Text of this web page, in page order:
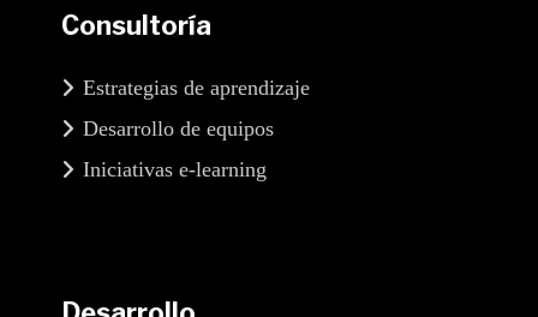
Consultoría
Estrategias de aprendizaje
Desarrollo de equipos
Iniciativas e-learning